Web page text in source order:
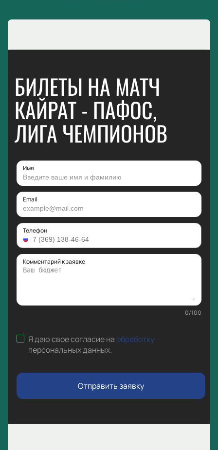
БИЛЕТЫ НА МАТЧ
КАЙРАТ - ПАФОС,
ЛИГА ЧЕМПИОНОВ
Имя
Email
Телефон
Комментарий к заявке
0/100
Я даю свое согласие наобработку
персональных данных.
Отправить заявку